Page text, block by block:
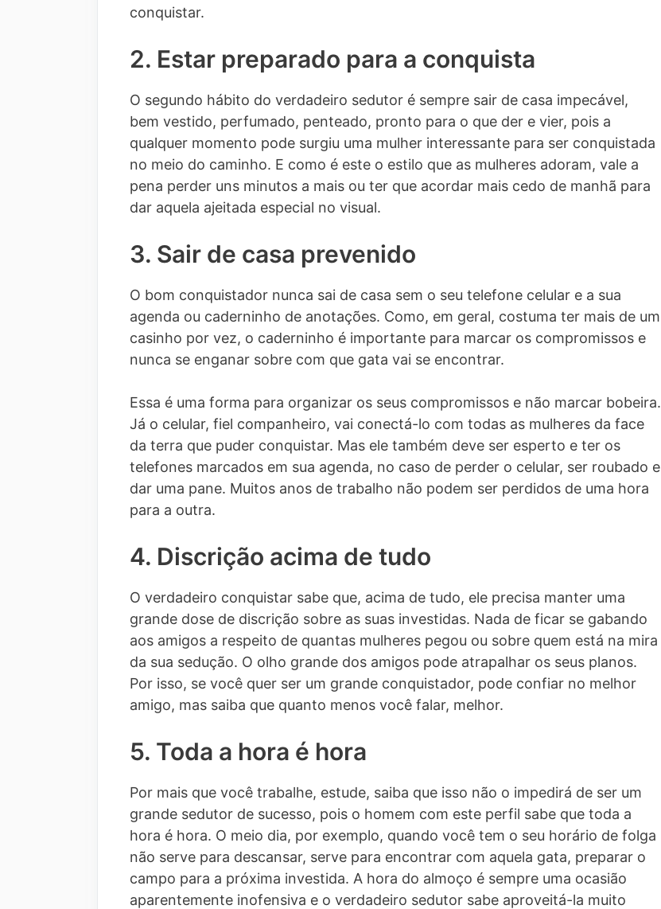
conquistar.
2. Estar preparado para a conquista
O segundo hábito do verdadeiro sedutor é sempre sair de casa impecável,
bem vestido, perfumado, penteado, pronto para o que der e vier, pois a
qualquer momento pode surgiu uma mulher interessante para ser conquistada
no meio do caminho. E como é este o estilo que as mulheres adoram, vale a
pena perder uns minutos a mais ou ter que acordar mais cedo de manhã para
dar aquela ajeitada especial no visual.
3. Sair de casa prevenido
O bom conquistador nunca sai de casa sem o seu telefone celular e a sua
agenda ou caderninho de anotações. Como, em geral, costuma ter mais de um
casinho por vez, o caderninho é importante para marcar os compromissos e
nunca se enganar sobre com que gata vai se encontrar.
Essa é uma forma para organizar os seus compromissos e não marcar bobeira.
Já o celular, fiel companheiro, vai conectá-lo com todas as mulheres da face
da terra que puder conquistar. Mas ele também deve ser esperto e ter os
telefones marcados em sua agenda, no caso de perder o celular, ser roubado e
dar uma pane. Muitos anos de trabalho não podem ser perdidos de uma hora
para a outra.
4. Discrição acima de tudo
O verdadeiro conquistar sabe que, acima de tudo, ele precisa manter uma
grande dose de discrição sobre as suas investidas. Nada de ficar se gabando
aos amigos a respeito de quantas mulheres pegou ou sobre quem está na mira
da sua sedução. O olho grande dos amigos pode atrapalhar os seus planos.
Por isso, se você quer ser um grande conquistador, pode confiar no melhor
amigo, mas saiba que quanto menos você falar, melhor.
5. Toda a hora é hora
Por mais que você trabalhe, estude, saiba que isso não o impedirá de ser um
grande sedutor de sucesso, pois o homem com este perfil sabe que toda a
hora é hora. O meio dia, por exemplo, quando você tem o seu horário de folga
não serve para descansar, serve para encontrar com aquela gata, preparar o
campo para a próxima investida. A hora do almoço é sempre uma ocasião
aparentemente inofensiva e o verdadeiro sedutor sabe aproveitá-la muito